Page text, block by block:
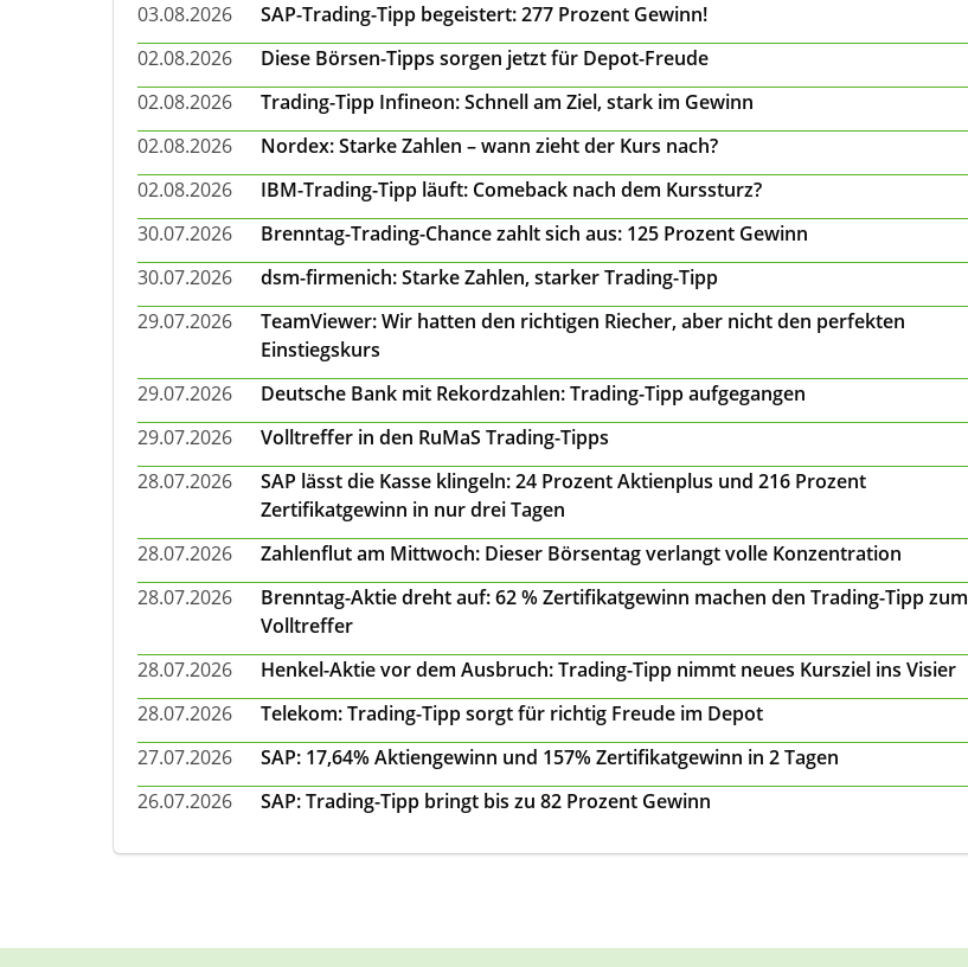
03.08.2026
SAP-Trading-Tipp begeistert: 277 Prozent Gewinn!
02.08.2026
Diese Börsen-Tipps sorgen jetzt für Depot-Freude
02.08.2026
Trading-Tipp Infineon: Schnell am Ziel, stark im Gewinn
02.08.2026
Nordex: Starke Zahlen – wann zieht der Kurs nach?
02.08.2026
IBM-Trading-Tipp läuft: Comeback nach dem Kurssturz?
30.07.2026
Brenntag-Trading-Chance zahlt sich aus: 125 Prozent Gewinn
30.07.2026
dsm-firmenich: Starke Zahlen, starker Trading-Tipp
29.07.2026
TeamViewer: Wir hatten den richtigen Riecher, aber nicht den perfekten
Einstiegskurs
29.07.2026
Deutsche Bank mit Rekordzahlen: Trading-Tipp aufgegangen
29.07.2026
Volltreffer in den RuMaS Trading-Tipps
28.07.2026
SAP lässt die Kasse klingeln: 24 Prozent Aktienplus und 216 Prozent
Zertifikatgewinn in nur drei Tagen
28.07.2026
Zahlenflut am Mittwoch: Dieser Börsentag verlangt volle Konzentration
28.07.2026
Brenntag-Aktie dreht auf: 62 % Zertifikatgewinn machen den Trading-Tipp zum
Volltreffer
28.07.2026
Henkel-Aktie vor dem Ausbruch: Trading-Tipp nimmt neues Kursziel ins Visier
28.07.2026
Telekom: Trading-Tipp sorgt für richtig Freude im Depot
27.07.2026
SAP: 17,64% Aktiengewinn und 157% Zertifikatgewinn in 2 Tagen
26.07.2026
SAP: Trading-Tipp bringt bis zu 82 Prozent Gewinn